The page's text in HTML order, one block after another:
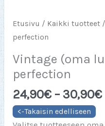
Etusivu / Kaikki tuotteet
perfection
Vintage (oma
perfection
24,90€ – 30,90€